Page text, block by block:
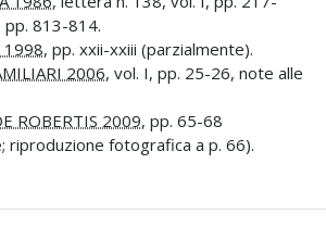
813-814.
1998, pp. xxii-xxiii (parzialmente).
2006, vol. I, pp. 25-26, note alle
ROBERTIS 2009, pp. 65-68
riproduzione fotografica a p. 66).